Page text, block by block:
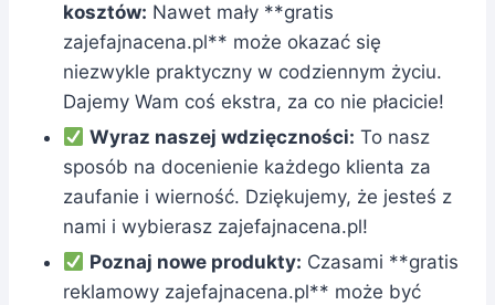
kosztów: Nawet mały **gratis
zajefajnacena.pl** może okazać się
niezwykle praktyczny w codziennym życiu.
Dajemy Wam coś ekstra, za co nie płacicie!
Wyraz naszej wdzięczności: To nasz
sposób na docenienie każdego klienta za
zaufanie i wierność. Dziękujemy, że jesteś z
nami i wybierasz zajefajnacena.pl!
Poznaj nowe produkty: Czasami **gratis
reklamowy zajefajnacena.pl** może być